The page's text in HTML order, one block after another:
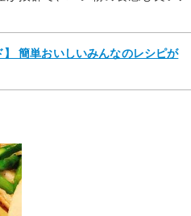
簡単おいしいみんなのレシピが